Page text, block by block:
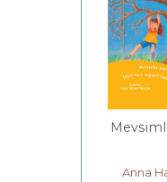
Anna